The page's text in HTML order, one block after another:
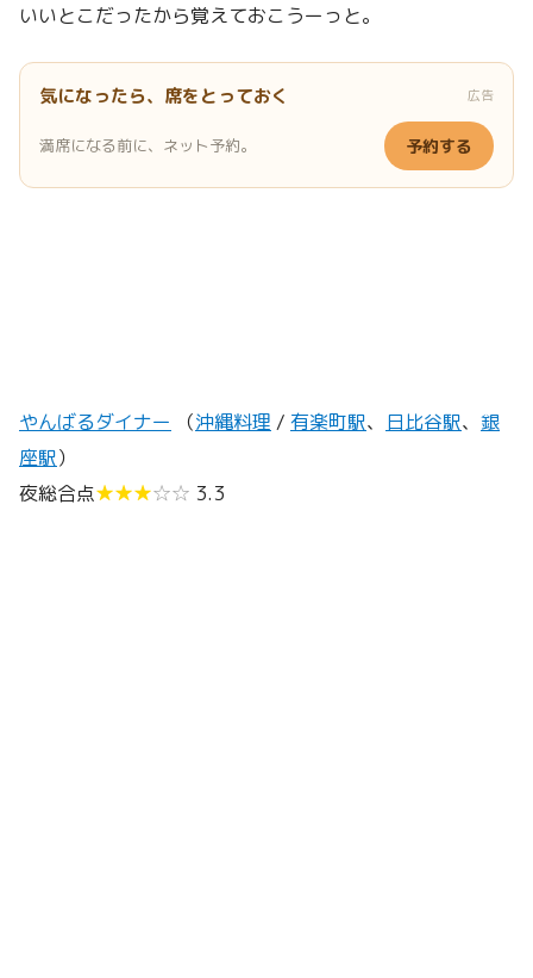
いいとこだったから覚えておこうーっと。
気になったら、席をとっておく 広告
満席になる前に、ネット予約。 予約する
やんばるダイナー （沖縄料理 / 有楽町駅、 日比谷駅、 銀
座駅）
夜総合点★★★☆☆ 3.3